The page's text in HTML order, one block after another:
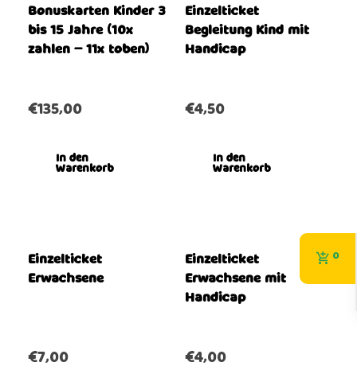
Bonuskarten Kinder 3
bis 15 Jahre (10x
zahlen – 11x toben)
€135,00
In den
Warenkorb
Einzelticket
Begleitung Kind mit
Handicap
€4,50
In den
Warenkorb
Einzelticket
Erwachsene
€7,00
Einzelticket
Erwachsene mit
Handicap
€4,00
0